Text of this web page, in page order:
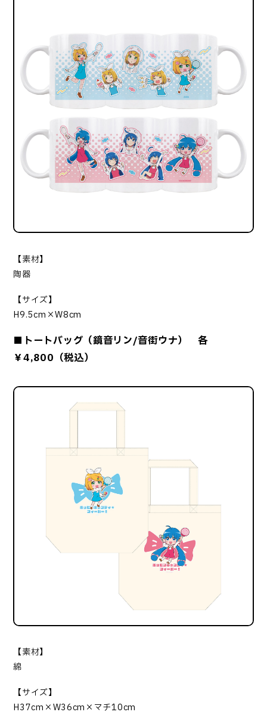
【素材】
陶器
【サイズ】
H9.5cm×W8cm
■トートバッグ（鏡音リン/音街ウナ） 各
￥4,800（税込）
【素材】
綿
【サイズ】
H37cm×W36cm×マチ10cm